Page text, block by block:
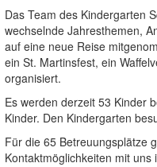
Das Team des Kindergarten
wechselnde Jahresthemen,
auf eine neue Reise
ein St. Martinsfest, ein
organisiert.
Es werden derzeit 53 Kinder
Kinder. Den Kindergarten
Für die 65 Betreuungsplätze
Kontaktmöglichkeiten mit uns